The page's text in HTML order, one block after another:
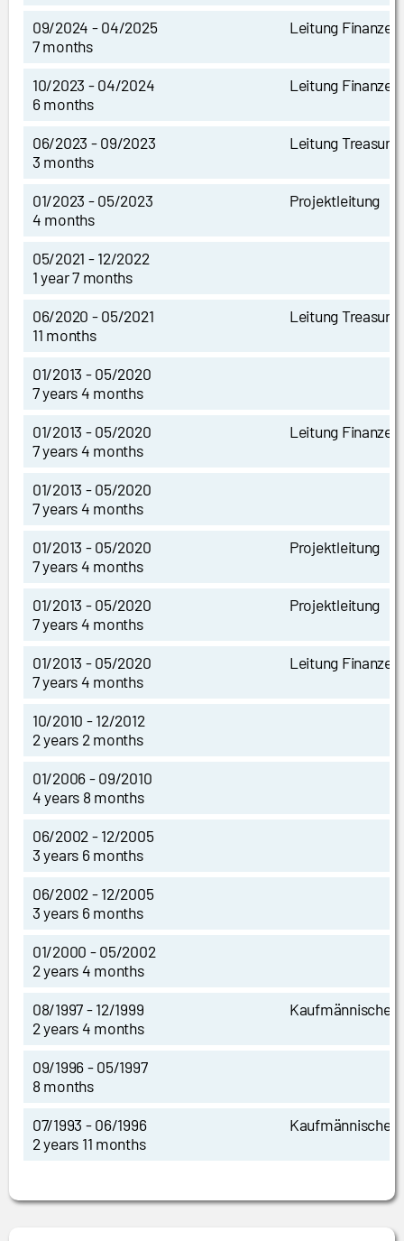
09/2024 - 04/2025
7 months
Leitung Finanzen
10/2023 - 04/2024
6 months
Leitung Finanzen
06/2023 - 09/2023
3 months
Leitung Treasury
01/2023 - 05/2023
4 months
Projektleitung
05/2021 - 12/2022
1 year 7 months
06/2020 - 05/2021
11 months
Leitung Treasury
01/2013 - 05/2020
7 years 4 months
01/2013 - 05/2020
7 years 4 months
Leitung Finanzen
01/2013 - 05/2020
7 years 4 months
01/2013 - 05/2020
7 years 4 months
Projektleitung
01/2013 - 05/2020
7 years 4 months
Projektleitung
01/2013 - 05/2020
7 years 4 months
Leitung Finanzen
10/2010 - 12/2012
2 years 2 months
01/2006 - 09/2010
4 years 8 months
06/2002 - 12/2005
3 years 6 months
06/2002 - 12/2005
3 years 6 months
01/2000 - 05/2002
2 years 4 months
08/1997 - 12/1999
2 years 4 months
Kaufmännische
09/1996 - 05/1997
8 months
07/1993 - 06/1996
2 years 11 months
Kaufmännische